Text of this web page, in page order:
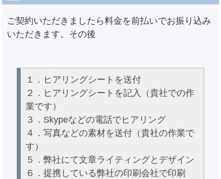
ご契約いただきましたら料金を前払いでお振り込み
いただきます。その後
１．ヒアリングシートを送付
２．ヒアリングシートを記入（貴社での作
業です）
３．Skypeなどの電話でヒアリング
４．写真などの素材を送付（貴社の作業で
す）
５．弊社にて文章ライティングとデザイン
６．提携している弊社の印刷会社で印刷